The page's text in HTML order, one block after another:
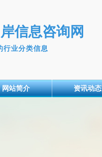
信息咨询网
行业分类信息
网站简介 资讯动态